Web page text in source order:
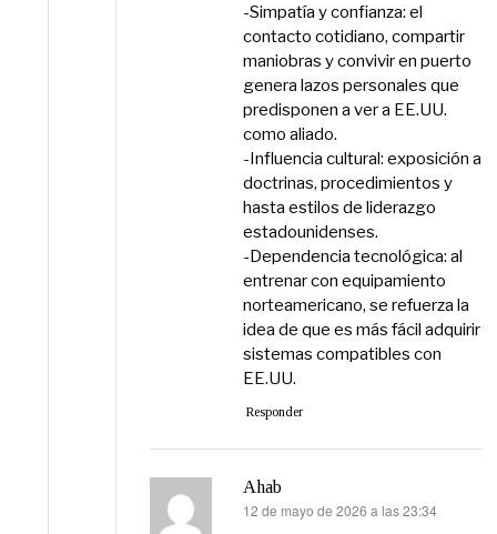
-Simpatía y confianza: el
contacto cotidiano, compartir
maniobras y convivir en puerto
genera lazos personales que
predisponen a ver a EE.UU.
como aliado.
-Influencia cultural: exposición a
doctrinas, procedimientos y
hasta estilos de liderazgo
estadounidenses.
-Dependencia tecnológica: al
entrenar con equipamiento
norteamericano, se refuerza la
idea de que es más fácil adquirir
sistemas compatibles con
EE.UU.
Responder
Ahab
dice:
12 de mayo de 2026 a las 23:34